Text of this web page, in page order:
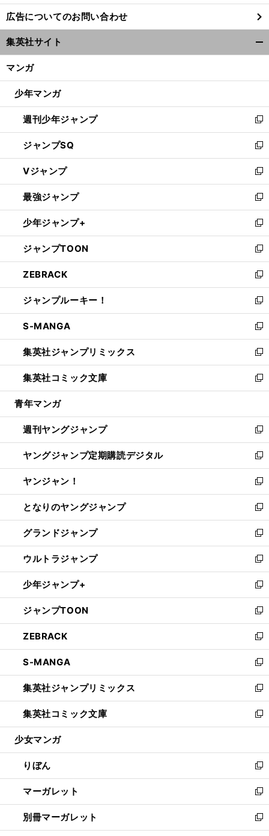
し
い
ウ
ィ
ン
ウ
開
く
広告についてのお問い合わせ
集英社サイト
マンガ
少年マンガ
週刊少年ジャンプ
新
し
い
ウ
ィ
ン
ド
ウ
で
開
く
ジャンプSQ
新
し
い
ウ
ィ
ン
ド
ウ
で
開
く
Vジャンプ
新
し
い
ウ
ィ
ン
ド
ウ
で
開
く
最強ジャンプ
新
し
い
ウ
ィ
ン
ド
ウ
で
開
く
少年ジャンプ+
新
し
い
ウ
ィ
ン
ド
ウ
で
開
く
ジャンプTOON
新
し
い
ウ
ィ
ン
ド
ウ
で
開
く
ZEBRACK
新
し
い
ウ
ィ
ン
ド
ウ
で
開
ジャンプルーキー！
新
し
い
ウ
ィ
ン
ド
ウ
開
く
S-MANGA
新
し
い
ウ
ィ
ン
ウ
で
開
く
集英社ジャンプリミックス
新
し
い
ウ
ン
ド
ウ
で
開
く
集英社コミック文庫
新
し
ウ
ィ
ン
ド
ウ
で
開
く
青年マンガ
週刊ヤングジャンプ
新
し
い
ウ
ィ
ン
ド
ウ
で
開
く
ヤングジャンプ定期購読デジタル
新
し
い
ウ
ィ
ン
ド
ウ
で
開
く
ヤンジャン！
新
し
い
ウ
ィ
ン
ド
ウ
で
開
く
となりのヤングジャンプ
新
し
い
ウ
ィ
ン
ド
ウ
で
開
く
グランドジャンプ
新
し
い
ウ
ィ
ン
ド
ウ
で
開
く
ウルトラジャンプ
新
し
い
ウ
ィ
ン
ド
ウ
で
開
く
少年ジャンプ+
新
し
い
ウ
ィ
ン
ド
ウ
で
開
く
ジャンプTOON
新
し
い
ウ
ィ
ン
ド
ウ
で
開
ZEBRACK
新
し
い
ウ
ィ
ン
ド
ウ
開
く
S-MANGA
新
し
い
ウ
ィ
ン
ウ
で
開
く
集英社ジャンプリミックス
新
し
い
ウ
ン
ド
ウ
で
開
く
集英社コミック文庫
新
し
ウ
ィ
ン
ド
ウ
で
開
少女マンガ
りぼん
新
し
い
ウ
ィ
ン
マーガレット
新
し
い
ウ
別冊マーガレット
新
し